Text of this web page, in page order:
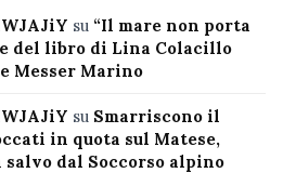
su “Il mare non porta
del libro di Lina Colacillo
Messer Marino
su Smarriscono il
in quota sul Matese,
dal Soccorso alpino